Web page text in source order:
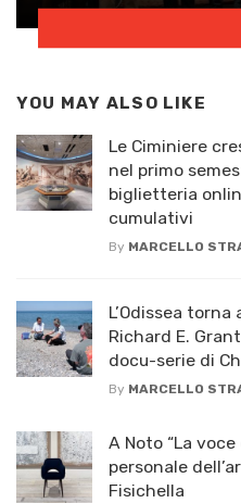
YOU MAY ALSO LIKE
Le Ciminiere
nel primo
biglietteria
cumulativi
By MARCELLO
L’Odissea
Richard E.
docu-serie di
By MARCELLO
A Noto “La
personale
Fisichella